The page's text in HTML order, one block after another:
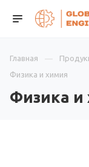
Главная
Физика и химия
Физика и